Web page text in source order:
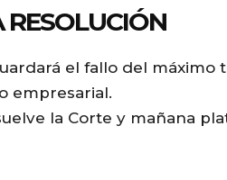
RESOLUCIÓN
el fallo del máximo
empresarial.
la Corte y mañana